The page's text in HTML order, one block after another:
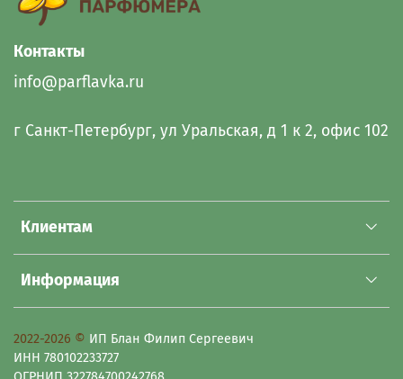
Клиентам
Информация
Контакты
info@parflavka.ru
г Санкт-Петербург, ул Уральская, д 1 к 2, офис 102
2022-2026 © ИП Блан Филип Сергеевич
ИНН 780102233727